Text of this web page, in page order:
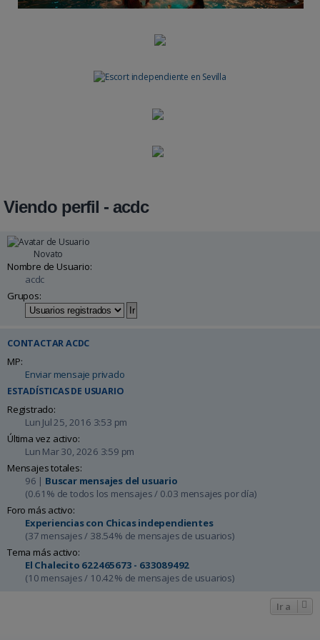
Viendo perfil - acdc
Novato
Nombre de Usuario:
acdc
Grupos:
CONTACTAR ACDC
MP:
Enviar mensaje privado
ESTADÍSTICAS DE USUARIO
Registrado:
Lun Jul 25, 2016 3:53 pm
Última vez activo:
Lun Mar 30, 2026 3:59 pm
Mensajes totales:
96 | Buscar mensajes del usuario
(0.61% de todos los mensajes / 0.03 mensajes por día)
Foro más activo:
Experiencias con Chicas independientes
(37 mensajes / 38.54% de mensajes de usuarios)
Tema más activo:
El Chalecito 622465673 - 633089492
(10 mensajes / 10.42% de mensajes de usuarios)
Ir a